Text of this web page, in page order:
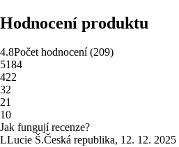
Hodnocení produktu
4.8Počet hodnocení(209)
5184
422
32
21
10
Jak fungují recenze?
LLucie Š.Česká republika, 12. 12. 2025